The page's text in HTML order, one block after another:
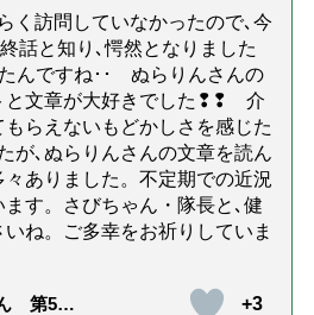
く訪問していなかったので､今
話と知り､愕然となりました
んですね･･ ぬらりんさんの
と文章が大好きでした❢❢ 介
らえないもどかしさを感じた
が､ぬらりんさんの文章を読ん
ありました。不定期での近況
す。さびちゃん・隊長と､健
ね。ご多幸をお祈りしていま
第500
+3